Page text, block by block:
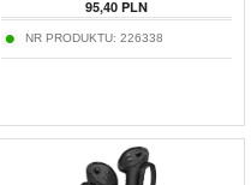
95,40 PLN
NR PRODUKTU: 226338